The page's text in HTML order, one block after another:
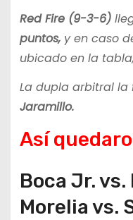
Red Fire (9-3-6)
puntos,y en caso
ubicado en la
La dupla arbitral la
Jaramillo.
Así
Boca Jr. vs.
Morelia vs.